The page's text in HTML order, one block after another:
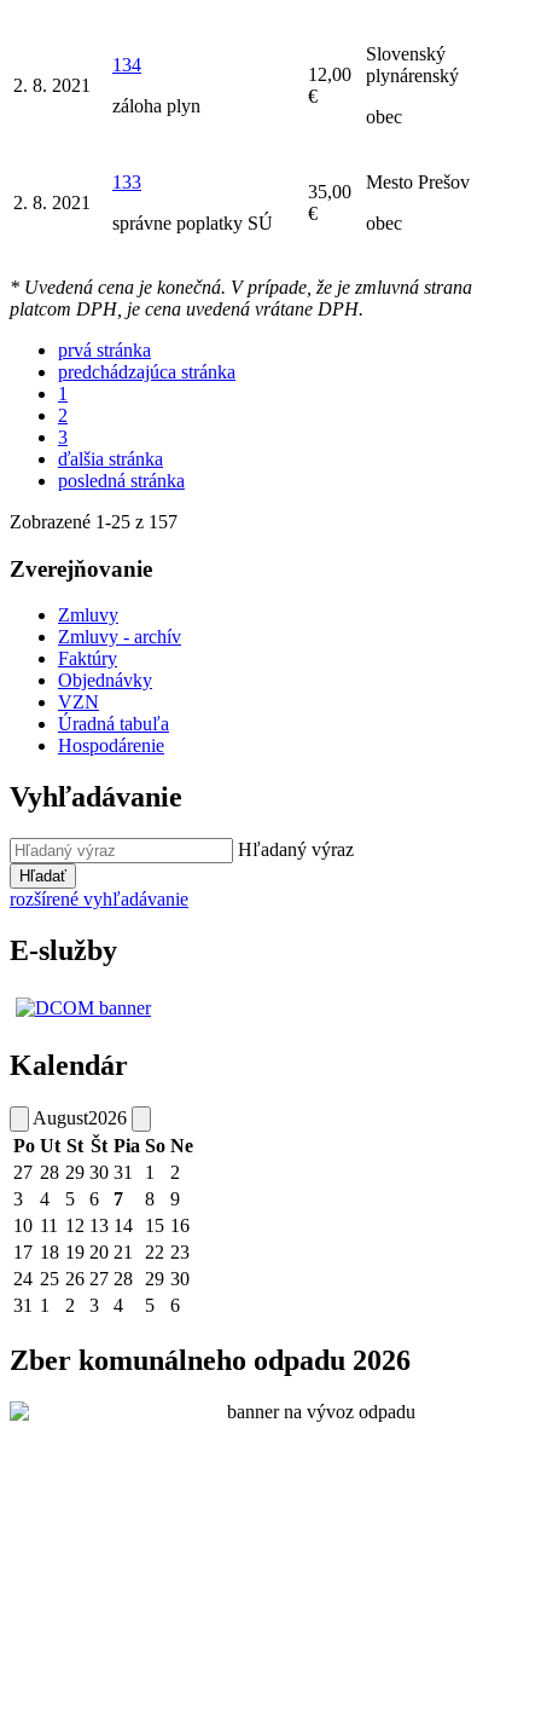
2. 8. 2021
134
záloha plyn
12,00
€
Slovenský
plynárenský
obec
2. 8. 2021
133
správne poplatky SÚ
35,00
€
Mesto Prešov
obec
* Uvedená cena je konečná. V prípade, že je zmluvná strana
platcom DPH, je cena uvedená vrátane DPH.
prvá stránka
predchádzajúca stránka
1
2
3
ďalšia stránka
posledná stránka
Zobrazené 1-25 z 157
Zverejňovanie
Zmluvy
Zmluvy - archív
Faktúry
Objednávky
VZN
Úradná tabuľa
Hospodárenie
Vyhľadávanie
Hľadaný výraz
Hľadať
rozšírené vyhľadávanie
E-služby
Kalendár
August2026
Po Ut St Št Pia So Ne
27 28 29 30 31 1
2
3
4 5 6 7 8
9
10 11 12 13 14 15 16
17 18 19 20 21 22 23
24 25 26 27 28 29 30
31 1 2 3 4 5 6
Zber komunálneho odpadu 2026